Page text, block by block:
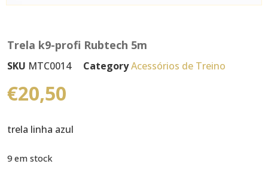
Trela k9-profi Rubtech 5m
SKU MTC0014 CategoryAcessórios de Treino
€20,50
trela linha azul
9 em stock